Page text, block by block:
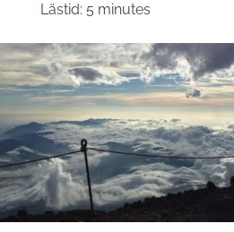
Lästid: 5 minutes